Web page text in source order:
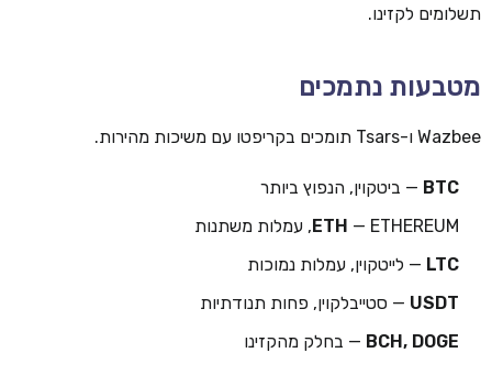
תשלומים לקזינו.
מטבעות נתמכים
Wazbee ו-Tsars תומכים בקריפטו עם משיכות מהירות.
BTC — ביטקוין, הנפוץ ביותר
ETH — ETHEREUM, עמלות משתנות
LTC — לייטקוין, עמלות נמוכות
USDT — סטייבלקוין, פחות תנודתיות
BCH, DOGE — בחלק מהקזינו